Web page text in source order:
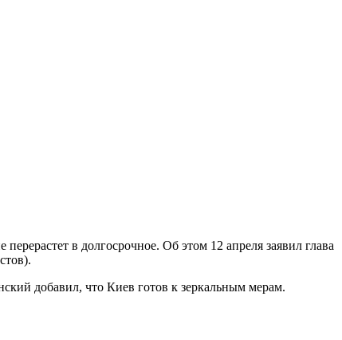
в долгосрочное. Об этом 12 апреля заявил глава
добавил, что Киев готов к зеркальным мерам.